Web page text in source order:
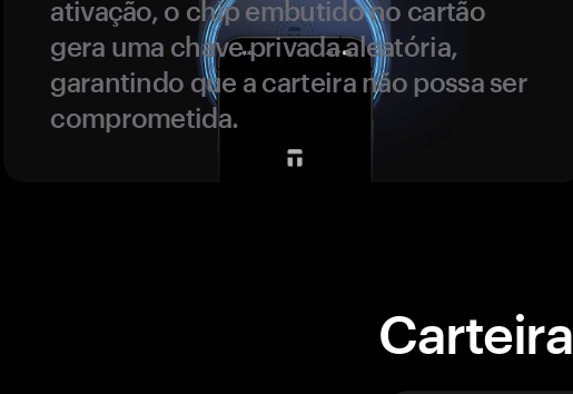
ativação, o chip embutido no cartão
gera uma chave privada aleatória,
garantindo que a carteira não possa ser
comprometida.